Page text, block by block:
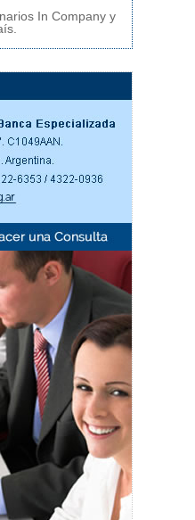
In Company y